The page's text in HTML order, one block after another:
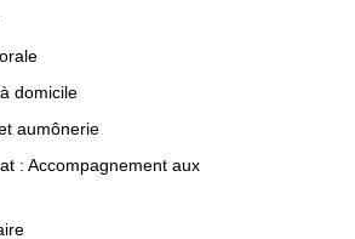
domicile
aumônerie
: Accompagnement aux